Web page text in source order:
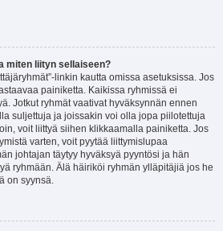
miten liityn sellaiseen?
linkin kautta omissa asetuksissa. Jos
painiketta. Kaikissa ryhmissä ei
Jotkut ryhmät vaativat hyväksynnän ennen
suljettuja ja joissakin voi olla jopa piilotettuja
voit liittyä siihen klikkaamalla painiketta. Jos
varten, voit pyytää liittymislupaa
johtajan täytyy hyväksyä pyyntösi ja hän
ryhmään. Älä häiriköi ryhmän ylläpitäjiä jos he
on syynsä.